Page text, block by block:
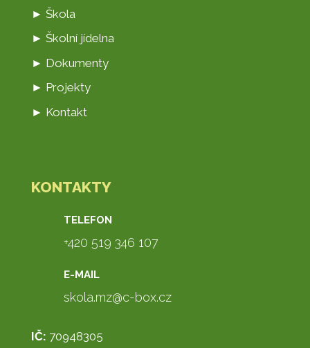
► Škola
► Školní jídelna
► Dokumenty
► Projekty
► Kontakt
KONTAKTY
TELEFON
+420 519 346 107
E-MAIL
skola.mz@c-box.cz
IČ: 70948305